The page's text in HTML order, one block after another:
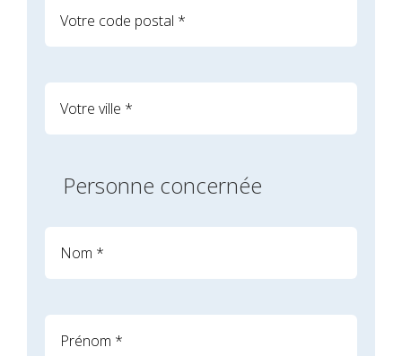
Personne concernée